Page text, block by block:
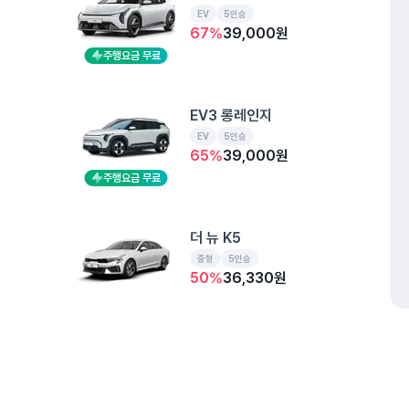
주행요금 무료
EV 5인승
67%39,000원
주행요금 무료
EV3 롱레인지
EV 5인승
65%39,000원
더 뉴 K5
중형 5인승
50%36,330원